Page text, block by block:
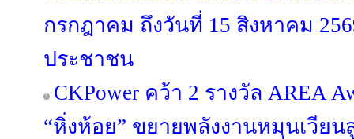
กรกฎาคม ถึงวันที่ 15 สิงหาคม
ประชาชน
CKPower คว้า 2 รางวัล AREA
“หิ่งห้อย” ขยายพลังงานหมุนเวีย